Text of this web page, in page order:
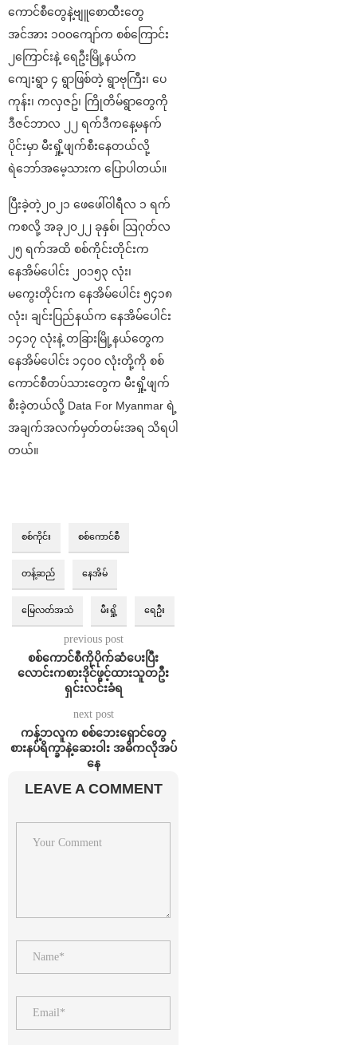
ကောင်စီတွေနဲ့ဗျူစောထီးတွေ
အင်အား ၁၀၀ကျော်က စစ်ကြောင်း
၂ကြောင်းနဲ့ ရေဦးမြို့နယ်က
ကျေးရွာ ၄ ရွာဖြစ်တဲ့ ရွာဗုကြီး၊ ပေ
ကုန်း၊ ကလှဇဥ်၊ ကြိုတိမ်ရွာတွေကို
ဒီဇင်ဘာလ ၂၂ ရက်ဒီကနေ့မနက်
ပိုင်းမှာ မီးရှို့ဖျက်စီးနေတယ်လို့
ရဲဘော်အမေ့သားက ပြောပါတယ်။
ပြီးခဲ့တဲ့၂၀၂၁ ဖေဖေါ်ဝါရီလ ၁ ရက်
ကစလို့ အခု၂၀၂၂ ခုနှစ်၊ သြဂုတ်လ
၂၅ ရက်အထိ စစ်ကိုင်းတိုင်းက
နေအိမ်ပေါင်း ၂၀၁၅၃ လုံး၊
မကွေးတိုင်းက နေအိမ်ပေါင်း ၅၄၁၈
လုံး၊ ချင်းပြည်နယ်က နေအိမ်ပေါင်း
၁၄၁၇ လုံးနဲ့ တခြားမြို့နယ်တွေက
နေအိမ်ပေါင်း ၁၄၀၀ လုံးတို့ကို စစ်
ကောင်စီတပ်သားတွေက မီးရှို့ဖျက်
စီးခဲ့တယ်လို့ Data For Myanmar ရဲ့
အချက်အလက်မှတ်တမ်းအရ သိရပါ
တယ်။
စစ်ကိုင်း စစ်ကောင်စီ
တန့်ဆည် နေအိမ်
မြေလတ်အသံ မီးရှို့ ရေဦး
previous post
စစ်ကောင်စီကိုပိုက်ဆံပေးပြီး
လောင်းကစားဒိုင်ဖွင့်ထားသူတဦး
ရှင်းလင်းခံရ
next post
ကန့်ဘလူက စစ်ဘေးရှောင်တွေ
စားနပ်ရိက္ခာနဲ့ဆေးဝါး အဓိကလိုအပ်
နေ
LEAVE A COMMENT